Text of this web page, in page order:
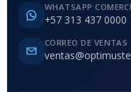
WHATSAPP
+57 313 437 0000
CORREO DE VENTAS